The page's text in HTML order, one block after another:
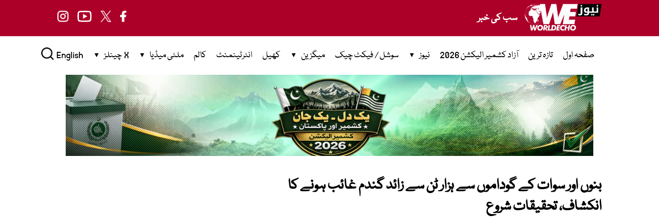
سب کی خبر
صفحہ اول تازہ ترین آزاد کشمیر الیکشن 2026 نیوز سوشل / فیکٹ چیک میگزین کھیل انٹرٹینمنٹ کالم ملٹی میڈیا X چینلز English
بنوں اور سوات کے گوداموں سے ہزار ٹن سے زائد گندم غائب ہونے کا
انکشاف، تحقیقات شروع